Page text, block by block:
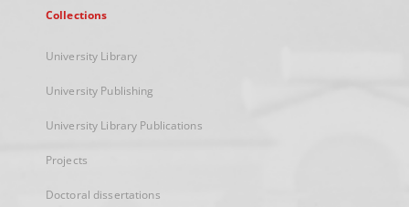
Collections
University Library
University Publishing
University Library Publications
Projects
Doctoral dissertations